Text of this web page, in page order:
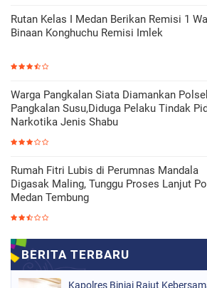
Rutan Kelas I Medan Berikan Remisi 1
Binaan Konghuchu Remisi Imlek
Warga Pangkalan Siata Diamankan
Pangkalan Susu,Diduga Pelaku Tindak
Narkotika Jenis Shabu
Rumah Fitri Lubis di Perumnas Mandala
Digasak Maling, Tunggu Proses Lanjut
Medan Tembung
Kapolres Binjai Rajut